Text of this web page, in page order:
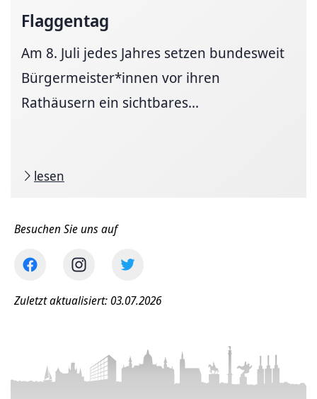
Flaggentag
Am 8. Juli jedes Jahres setzen bundesweit
Bürgermeister*innen vor ihren
Rathäusern ein sichtbares...
lesen
Besuchen Sie uns auf
Zuletzt aktualisiert: 03.07.2026